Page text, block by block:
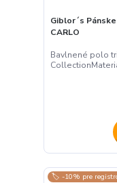
Giblor´s
CARLO
Bavlnené polo
🏷️ -10% pre